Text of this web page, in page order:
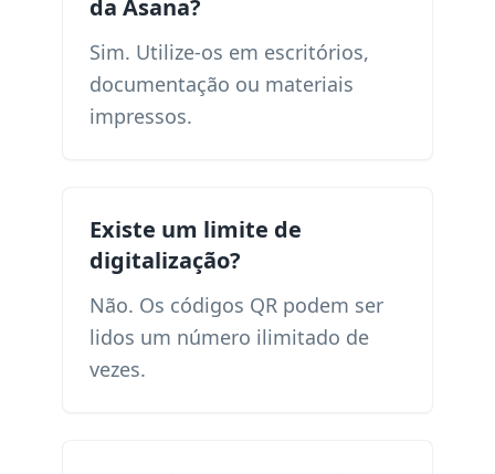
da Asana?
Sim. Utilize-os em escritórios,
documentação ou materiais
impressos.
Existe um limite de
digitalização?
Não. Os códigos QR podem ser
lidos um número ilimitado de
vezes.